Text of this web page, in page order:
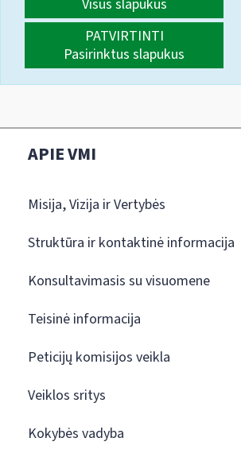
Visus slapukus
PATVIRTINTI
Pasirinktus slapukus
APIE VMI
Misija, Vizija ir Vertybės
Struktūra ir kontaktinė informacija
Konsultavimasis su visuomene
Teisinė informacija
Peticijų komisijos veikla
Veiklos sritys
Kokybės vadyba